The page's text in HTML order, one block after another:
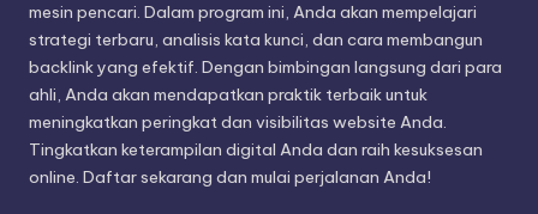
mesin pencari. Dalam program ini, Anda akan mempelajari
strategi terbaru, analisis kata kunci, dan cara membangun
backlink yang efektif. Dengan bimbingan langsung dari para
ahli, Anda akan mendapatkan praktik terbaik untuk
meningkatkan peringkat dan visibilitas website Anda.
Tingkatkan keterampilan digital Anda dan raih kesuksesan
online. Daftar sekarang dan mulai perjalanan Anda!